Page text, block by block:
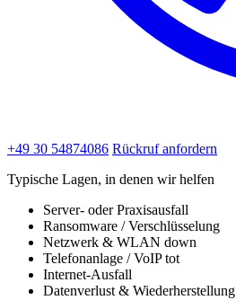
+49 30 54874086 Rückruf anfordern
Typische Lagen, in denen wir helfen
Server- oder Praxisausfall
Ransomware / Verschlüsselung
Netzwerk & WLAN down
Telefonanlage / VoIP tot
Internet-Ausfall
Datenverlust & Wiederherstellung